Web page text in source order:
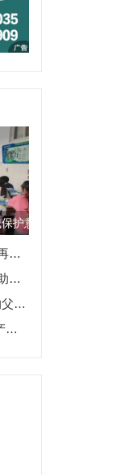
护意识 护航学生健康成
兵